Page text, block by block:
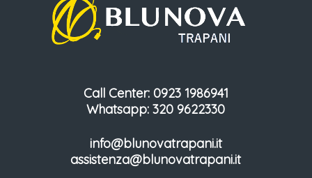
Call Center: 0923 1986941
Whatsapp: 320 9622330
info@blunovatrapani.it
assistenza@blunovatrapani.it